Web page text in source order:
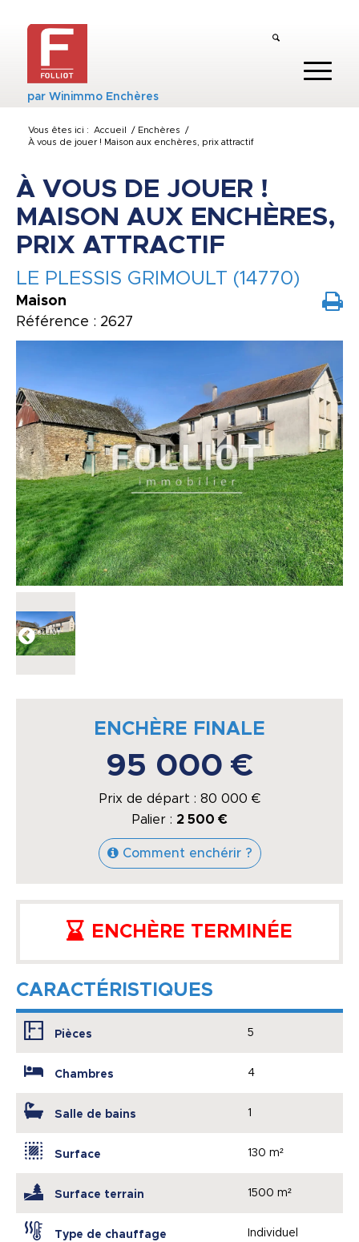
parWinimmo Enchères
Vous êtes ici : Accueil / Enchères
/
À vous de jouer ! Maison aux enchères, prix attractif
À VOUS DE JOUER !
MAISON AUX ENCHÈRES,
PRIX ATTRACTIF
LE PLESSIS GRIMOULT (14770)
Maison
Référence : 2627
ENCHÈRE FINALE
95 000 €
Prix de départ : 80 000 €
Palier : 2 500 €
Comment enchérir ?
ENCHÈRE TERMINÉE
CARACTÉRISTIQUES
Pièces 5
Chambres 4
Salle de bains 1
Surface 130 m²
Surface terrain 1500 m²
Type de chauffage Individuel